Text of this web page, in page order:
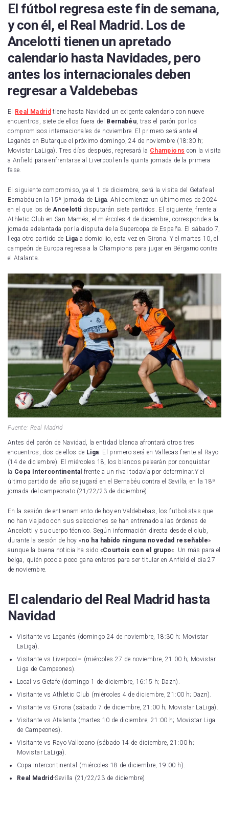
RCD Mallorca
Real Valladolid
RCD Espanyol
Sevilla FC
Villarreal CF
El fútbol regresa este fin de semana,
y con él, el Real Madrid. Los de
Ancelotti tienen un apretado
calendario hasta Navidades, pero
antes los internacionales deben
regresar a Valdebebas
El Real Madrid tiene hasta Navidad un exigente calendario con nueve
encuentros, siete de ellos fuera del Bernabéu , tras el parón por los
compromisos internacionales de noviembre. El primero será ante el
Leganés en Butarque el próximo domingo, 24 de noviembre (18:30 h;
Movistar LaLiga). Tres días después, regresará la Champions con la visita
a Anfield para enfrentarse al Liverpool en la quinta jornada de la primera
fase.
El siguiente compromiso, ya el 1 de diciembre, será la visita del Getafe al
Bernabéu en la 15ª jornada de Liga . Ahí comienza un último mes de 2024
en el que los de Ancelotti disputarán siete partidos. El siguiente, frente al
Athletic Club en San Mamés, el miércoles 4 de diciembre, corresponde a la
jornada adelantada por la disputa de la Supercopa de España. El sábado 7,
llega otro partido de Liga a domicilio, esta vez en Girona. Y el martes 10, el
campeón de Europa regresa a la Champions para jugar en Bérgamo contra
el Atalanta.
Fuente: Real Madrid
Antes del parón de Navidad, la entidad blanca afrontará otros tres
encuentros, dos de ellos de Liga. El primero será en Vallecas frente al Rayo
(14 de diciembre). El miércoles 18, los blancos pelearán por conquistar
la Copa Intercontinentalfrente a un rival todavía por determinar.Y el
último partido del año se jugará en el Bernabéu contra el Sevilla, en la 18ª
jornada del campeonato (21/22/23 de diciembre).
En la sesión de entrenamiento de hoy en Valdebebas, los futbolistas que
no han viajado con sus selecciones se han entrenado a las órdenes de
Ancelotti y su cuerpo técnico. Según información directa desde el club,
durante la sesión de hoy «no ha habido ninguna novedad reseñable»
aunque la buena noticia ha sido «Courtois con el grupo«. Un más para el
belga, quién poco a poco gana enteros para ser titular en Anfield el día 27
de noviembre.
El calendario del Real Madrid hasta
Navidad
Visitante vs Leganés (domingo 24 de noviembre, 18:30 h; Movistar
LaLiga).
Visitante vs Liverpool – (miércoles 27 de noviembre, 21:00 h; Movistar
Liga de Campeones).
Local vs Getafe (domingo 1 de diciembre, 16:15 h; Dazn).
Visitante vs Athletic Club (miércoles 4 de diciembre, 21:00 h; Dazn).
Visitante vs Girona (sábado 7 de diciembre, 21:00 h; Movistar LaLiga).
Visitante vs Atalanta (martes 10 de diciembre, 21:00 h; Movistar Liga
de Campeones).
Visitante vs Rayo Vallecano (sábado 14 de diciembre, 21:00 h;
Movistar LaLiga).
Copa Intercontinental (miércoles 18 de diciembre, 19:00 h).
Real Madrid-Sevilla (21/22/23 de diciembre)